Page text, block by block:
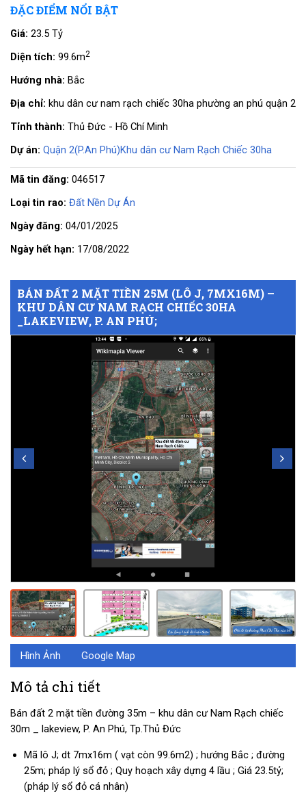
BÁN ĐẤT 2 MẶT TIỀN 25M (LÔ J, 7MX16M) –
KHU DÂN CƯ NAM RẠCH CHIẾC 30HA
_LAKEVIEW, P. AN PHÚ;
Hình Ảnh Google Map
Mô tả chi tiết
Bán đất 2 mặt tiền đường 35m – khu dân cư Nam Rạch chiếc
30m _ lakeview, P. An Phú, Tp.Thủ Đức
Mã lô J; dt 7mx16m ( vạt còn 99.6m2) ; hướng Bắc ; đường
25m; pháp lý sổ đỏ ; Quy hoạch xây dựng 4 lầu ; Giá 23.5tỷ;
(pháp lý sổ đỏ cá nhân)
ĐẶC ĐIỂM NỔI BẬT
Giá: 23.5 Tỷ
Diện tích: 99.6m2
Hướng nhà: Bắc
Địa chỉ: khu dân cư nam rạch chiếc 30ha phường an phú quận 2
Tỉnh thành: Thủ Đức - Hồ Chí Minh
Dự án: Quận 2(P.An Phú)Khu dân cư Nam Rạch Chiếc 30ha
Mã tin đăng: 046517
Loại tin rao: Đất Nền Dự Án
Ngày đăng: 04/01/2025
Ngày hết hạn: 17/08/2022